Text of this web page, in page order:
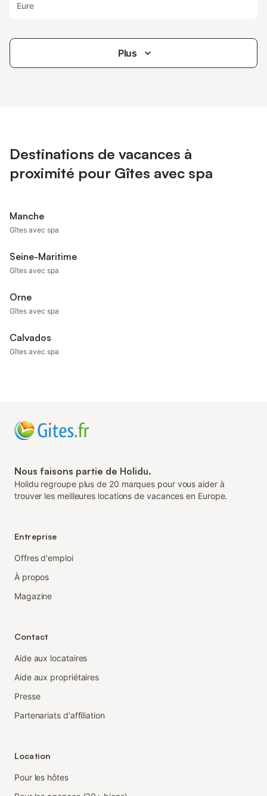
Eure
Plus
Destinations de vacances à
proximité pour Gîtes avec spa
Manche
Gîtes avec spa
Seine-Maritime
Gîtes avec spa
Orne
Gîtes avec spa
Calvados
Gîtes avec spa
Nous faisons partie de Holidu.
Holidu regroupe plus de 20 marques pour vous aider à
trouver les meilleures locations de vacances en Europe.
Entreprise
Offres d'emploi
À propos
Magazine
Contact
Aide aux locataires
Aide aux propriétaires
Presse
Partenariats d'affiliation
Location
Pour les hôtes